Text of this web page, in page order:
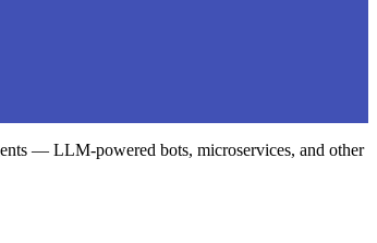
— LLM-powered bots, microservices, and other